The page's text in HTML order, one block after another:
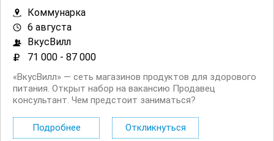
Коммунарка
6 августа
ВкусВилл
71 000 - 87 000
«ВкусВилл» — сеть магазинов продуктов для здорового
питания. Открыт набор на вакансию Продавец
консультант. Чем предстоит заниматься?
кассой. Оформлять витрины в прикассовой зоне.
Контролировать качество и сроки...
Подробнее Откликнуться